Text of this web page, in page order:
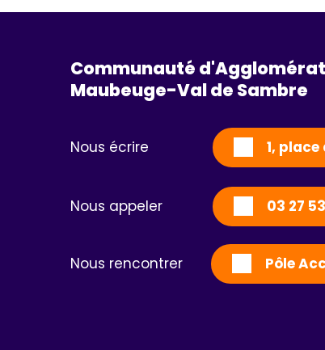
Communauté
Maubeuge-Val de Sambre
Nous écrire 1,
Nous appeler 03 27
Nous rencontrer Pôle